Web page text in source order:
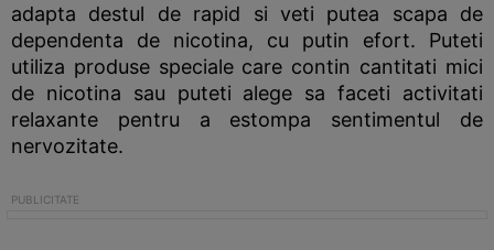
adapta destul de rapid si veti putea scapa de
dependenta de nicotina, cu putin efort. Puteti
utiliza produse speciale care contin cantitati mici
de nicotina sau puteti alege sa faceti activitati
relaxante pentru a estompa sentimentul de
nervozitate.